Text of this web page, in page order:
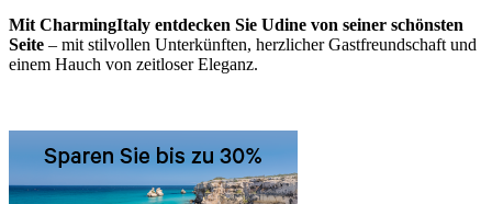
Mit CharmingItaly entdecken Sie Udine von seiner schönsten
Seite – mit stilvollen Unterkünften, herzlicher Gastfreundschaft und
einem Hauch von zeitloser Eleganz.